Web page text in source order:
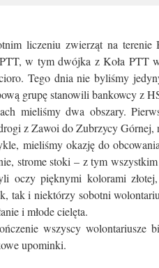
liczeniu zwierząt na terenie
w tym dwójka z Koła PTT
Tego dnia nie byliśmy
grupę stanowili bankowcy z
mieliśmy dwa obszary.
z Zawoi do Zubrzycy Górnej,
mieliśmy okazję do
strome stoki – z tym
oczy pięknymi kolorami
tak i niektórzy sobotni
i młode cielęta.
wszyscy wolontariusze
upominki.